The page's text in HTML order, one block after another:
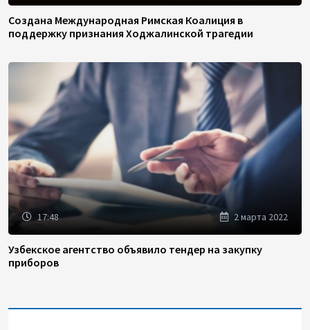
Создана Международная Римская Коалиция в
поддержку признания Ходжалинской трагедии
17:48 2 марта 2022
Узбекское агентство объявило тендер на закупку
приборов